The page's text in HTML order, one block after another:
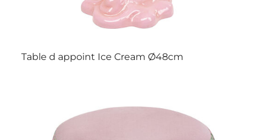
Table d appoint Ice Cream Ø48cm